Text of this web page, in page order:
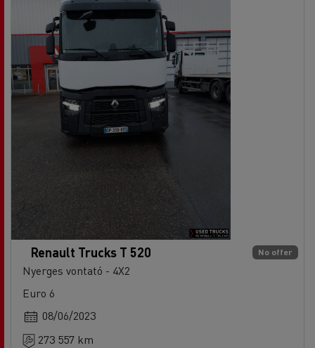
No offer
Renault Trucks T 520
Nyerges vontató - 4X2
Euro 6
08/06/2023
273 557 km